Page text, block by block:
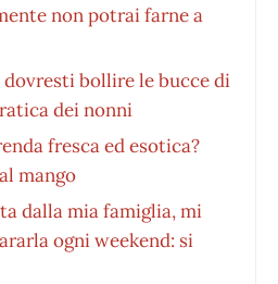
non potrai farne a
bollire le bucce di
dei nonni
fresca ed esotica?
mango
dalla mia famiglia, mi
ogni weekend: si